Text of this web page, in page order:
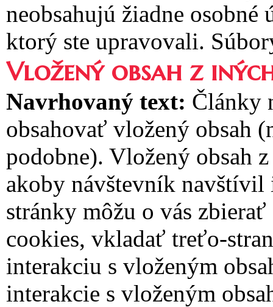
neobsahujú žiadne
ktorý ste upravovali.
Vložený obsah z
Navrhovaný text: Články
obsahovať vložený obsah
podobne). Vložený obsah
akoby návštevník
stránky môžu o vás
cookies, vkladať treťo-
interakciu s vloženým
interakcie s vloženým